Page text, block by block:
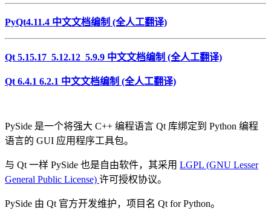
PyQt4.11.4 中文文档编制 (全人工翻译)
Qt 5.15.17 5.12.12 5.9.9 中文文档编制 (全人工翻译)
Qt 6.4.1 6.2.1 中文文档编制 (全人工翻译)
PySide 是一个将强大 C++ 编程语言 Qt 库绑定到 Python 编程
语言的 GUI 应用程序工具包。
与 Qt 一样 PySide 也是自由软件，其采用 LGPL (GNU Lesser
General Public License) 许可授权协议。
PySide 由 Qt 官方开发维护，项目名 Qt for Python。